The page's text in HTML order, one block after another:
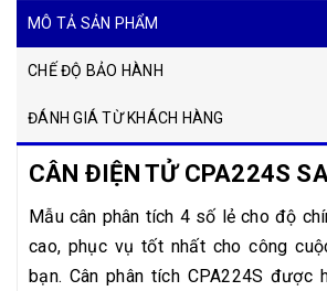
MÔ TẢ SẢN PHẨM
CHẾ ĐỘ BẢO HÀNH
ĐÁNH GIÁ TỪ KHÁCH HÀNG
CÂN ĐIỆN TỬ CPA224S
Mẫu cân phân tích 4 số lẻ cho độ
cao, phục vụ tốt nhất cho công
bạn. Cân phân tích CPA224S được